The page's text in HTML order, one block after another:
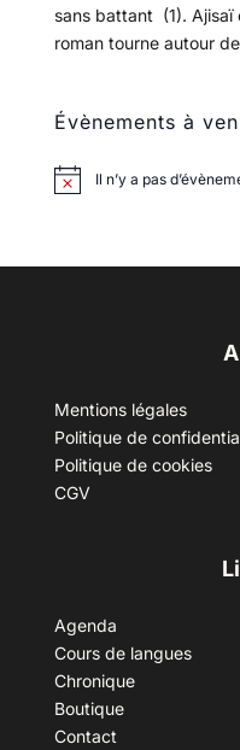
sans battant (1). Ajisaï
roman tourne autour
Évènements à
Il n’y a pas
Mentions légales
Politique de
Politique de cookies
CGV
Agenda
Cours de langues
Chronique
Boutique
Contact